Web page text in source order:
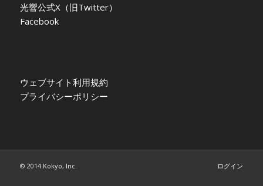
光響公式X（旧Twitter）
Facebook
ウェブサイト利用規約
プライバシーポリシー
© 2014 Kokyo, Inc. ログイン